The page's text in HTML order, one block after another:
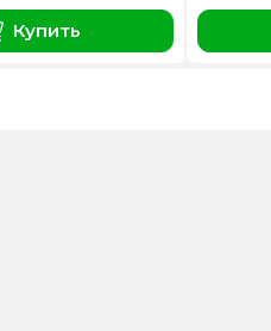
Купить